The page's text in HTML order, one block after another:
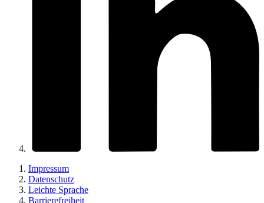
Impressum
Datenschutz
Leichte Sprache
Barrierefreiheit